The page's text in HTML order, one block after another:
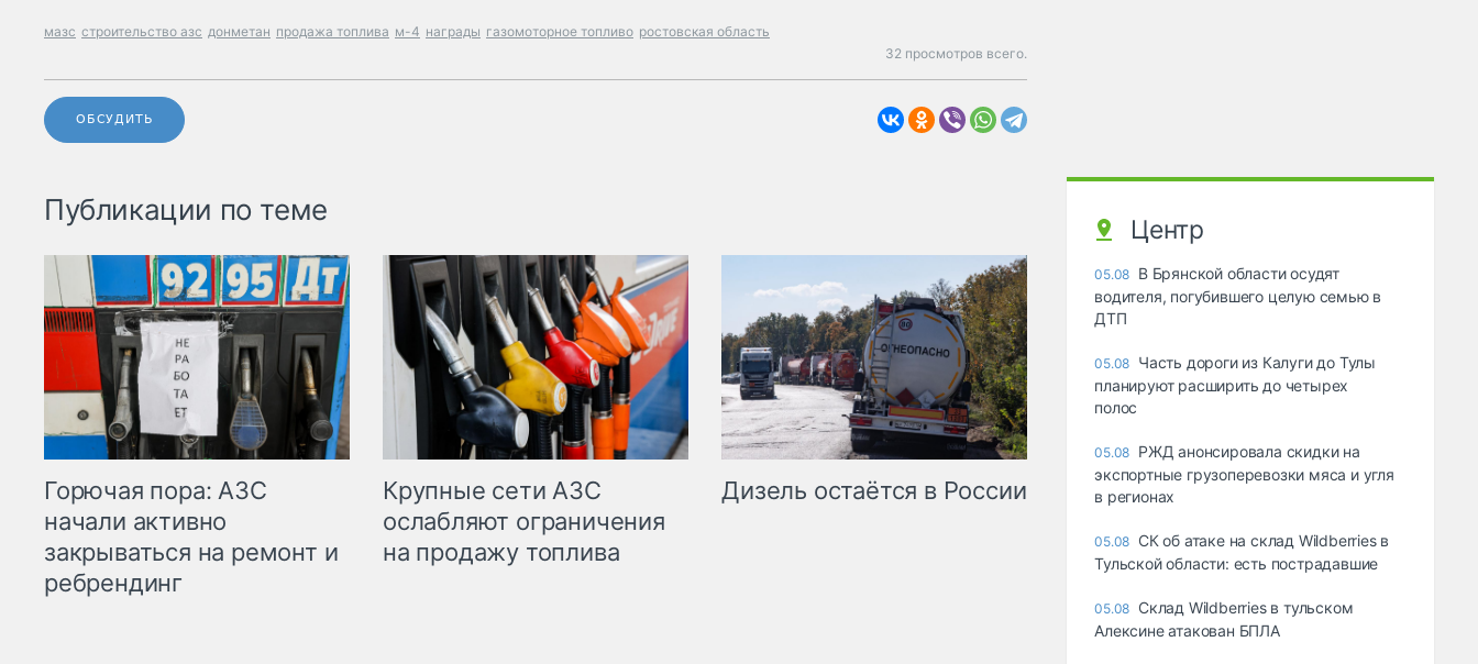
мазс строительство азс донметан продажа топлива м-4 награды газомоторное топливо ростовская область
32 просмотров всего.
ОБСУДИТЬ
Публикации по теме
Горючая пора: АЗС
начали активно
закрываться на ремонт и
ребрендинг
Крупные сети АЗС
ослабляют ограничения
на продажу топлива
Дизель остаётся в России
Центр
05.08 В Брянской области осудят
водителя, погубившего целую семью в
ДТП
05.08 Часть дороги из Калуги до Тулы
планируют расширить до четырех
полос
05.08 РЖД анонсировала скидки на
экспортные грузоперевозки мяса и угля
в регионах
05.08 СК об атаке на склад Wildberries в
Тульской области: есть пострадавшие
05.08 Склад Wildberries в тульском
Алексине атакован БПЛА